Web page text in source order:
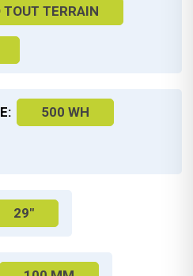
TOUT TERRAIN
500 WH
29"